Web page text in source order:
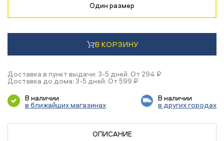
Один размер
В КОРЗИНУ
Доставка в пункт выдачи: 3-5 дней. От 294 ₽
Доставка до дома: 3-5 дней. От 599 ₽
В наличии
в ближайших магазинах
В наличии
в других городах
ОПИСАНИЕ